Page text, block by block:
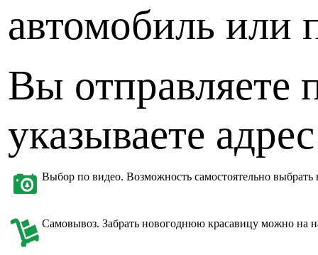
автомобиль или
Вы отправляете
указываете
Выбор по видео. Возможность самостоятельно
Самовывоз. Забрать новогоднюю красавицу можно на